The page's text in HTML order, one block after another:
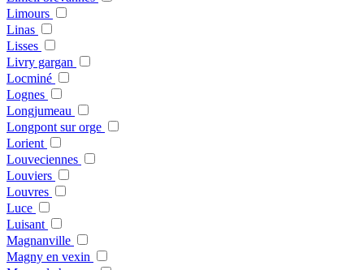
Limours
Linas
Lisses
Livry gargan
Locminé
Lognes
Longjumeau
Longpont sur orge
Lorient
Louveciennes
Louviers
Louvres
Luce
Luisant
Magnanville
Magny en vexin